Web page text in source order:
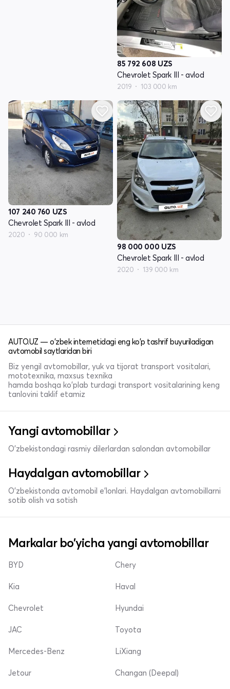
85 792 608 UZS
Chevrolet Spark III - avlod
2019 103 000 km
107 240 760 UZS
Chevrolet Spark III - avlod
2020 90 000 km
98 000 000 UZS
Chevrolet Spark III - avlod
2020 139 000 km
AUTO.UZ — o'zbek internetidagi eng ko'p tashrif buyuriladigan
avtomobil saytlaridan biri
Biz yengil avtomobillar, yuk va tijorat transport vositalari,
mototexnika, maxsus texnika
hamda boshqa ko'plab turdagi transport vositalarining keng
tanlovini taklif etamiz
Yangi avtomobillar
O'zbekistondagi rasmiy dilerlardan salondan avtomobillar
Haydalgan avtomobillar
O'zbekistonda avtomobil e’lonlari. Haydalgan avtomobillarni
sotib olish va sotish
Markalar bo'yicha yangi avtomobillar
BYD
Kia
Chevrolet
Chery
Haval
Hyundai
JAC
Mercedes-Benz
Jetour
Toyota
LiXiang
Changan (Deepal)